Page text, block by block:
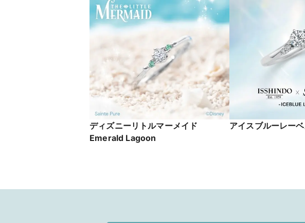
ディズニーリトルマーメイド
Emerald Lagoon
アイスブルーレー